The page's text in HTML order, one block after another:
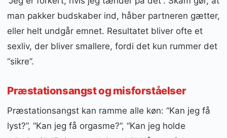
man pakker budskaber ind, håber partneren gætter,
eller helt undgår emnet. Resultatet bliver ofte et
sexliv, der bliver smallere, fordi det kun rummer det
“sikre”.
Præstationsangst og misforståelser
Præstationsangst kan ramme alle køn: “Kan jeg få
lyst?”, “Kan jeg få orgasme?”, “Kan jeg holde